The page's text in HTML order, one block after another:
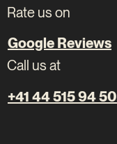
Rate us on
Google Reviews
Call us at
+41 44 515 94 50